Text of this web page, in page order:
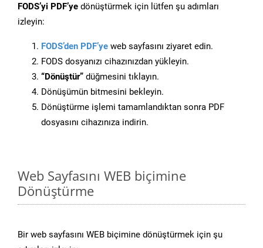
FODS’yi PDF’ye dönüştürmek için lütfen şu adımları
izleyin:
FODS’den PDF’ye web sayfasını ziyaret edin.
FODS dosyanızı cihazınızdan yükleyin.
“Dönüştür” düğmesini tıklayın.
Dönüşümün bitmesini bekleyin.
Dönüştürme işlemi tamamlandıktan sonra PDF
dosyasını cihazınıza indirin.
Web Sayfasını WEB biçimine
Dönüştürme
Bir web sayfasını WEB biçimine dönüştürmek için şu